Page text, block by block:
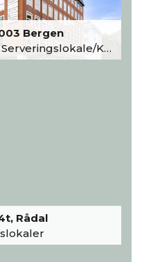
Bergen
Undervisning/Arrangement
Rådal